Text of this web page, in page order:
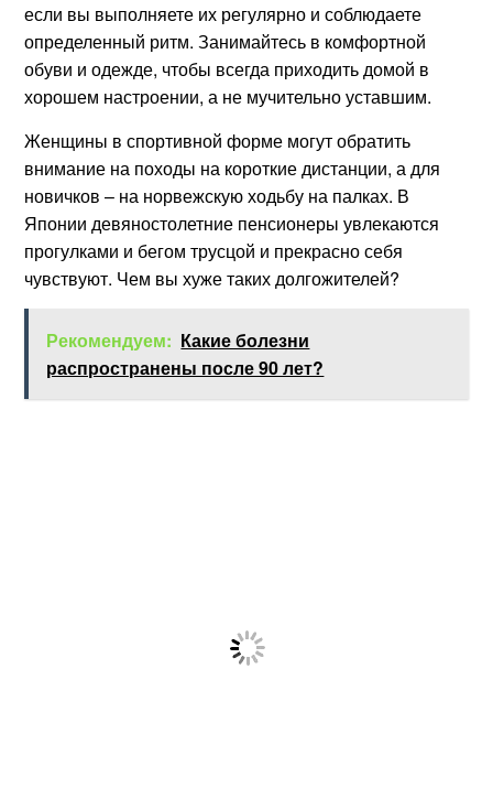
если вы выполняете их регулярно и соблюдаете
определенный ритм. Занимайтесь в комфортной
обуви и одежде, чтобы всегда приходить домой в
хорошем настроении, а не мучительно уставшим.
Женщины в спортивной форме могут обратить
внимание на походы на короткие дистанции, а для
новичков – на норвежскую ходьбу на палках. В
Японии девяностолетние пенсионеры увлекаются
прогулками и бегом трусцой и прекрасно себя
чувствуют. Чем вы хуже таких долгожителей?
Рекомендуем: Какие болезни
распространены после 90 лет?